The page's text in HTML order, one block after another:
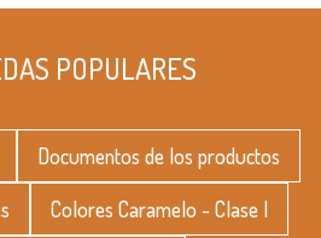
POPULARES
Documentos de los productos
Colores Caramelo - Clase I